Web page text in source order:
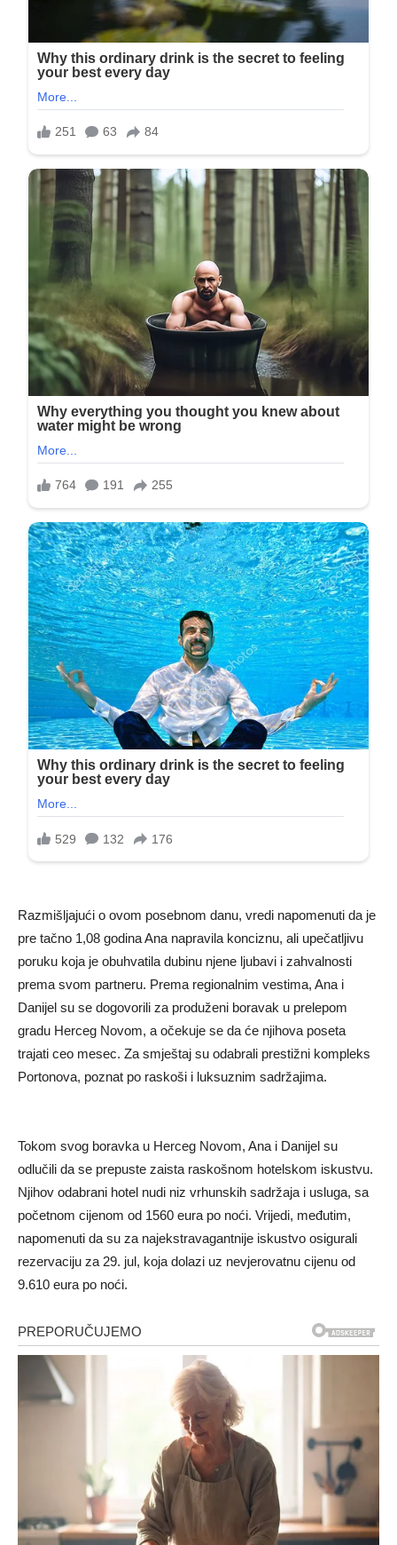
Razmišljajući o ovom posebnom danu, vredi napomenuti da je
pre tačno 1,08 godina Ana napravila konciznu, ali upečatljivu
poruku koja je obuhvatila dubinu njene ljubavi i zahvalnosti
prema svom partneru. Prema regionalnim vestima, Ana i
Danijel su se dogovorili za produženi boravak u prelepom
gradu Herceg Novom, a očekuje se da će njihova poseta
trajati ceo mesec. Za smještaj su odabrali prestižni kompleks
Portonova, poznat po raskoši i luksuznim sadržajima.
Tokom svog boravka u Herceg Novom, Ana i Danijel su
odlučili da se prepuste zaista raskošnom hotelskom iskustvu.
Njihov odabrani hotel nudi niz vrhunskih sadržaja i usluga, sa
početnom cijenom od 1560 eura po noći. Vrijedi, međutim,
napomenuti da su za najekstravagantnije iskustvo osigurali
rezervaciju za 29. jul, koja dolazi uz nevjerovatnu cijenu od
9.610 eura po noći.